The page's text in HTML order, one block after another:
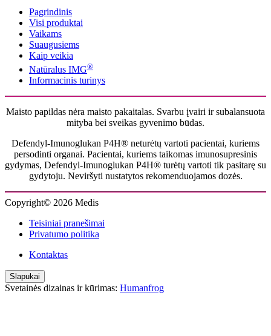
Pagrindinis
Visi produktai
Vaikams
Suaugusiems
Kaip veikia
Natūralus IMG®
Informacinis turinys
Maisto papildas nėra maisto pakaitalas. Svarbu įvairi ir subalansuota
mityba bei sveikas gyvenimo būdas.
Defendyl-Imunoglukan P4H® neturėtų vartoti pacientai, kuriems
persodinti organai. Pacientai, kuriems taikomas imunosupresinis
gydymas, Defendyl-Imunoglukan P4H® turėtų vartoti tik pasitarę su
gydytoju. Neviršyti nustatytos rekomenduojamos dozės.
Copyright© 2026 Medis
Teisiniai pranešimai
Privatumo politika
Kontaktas
Slapukai
Svetainės dizainas ir kūrimas: Humanfrog